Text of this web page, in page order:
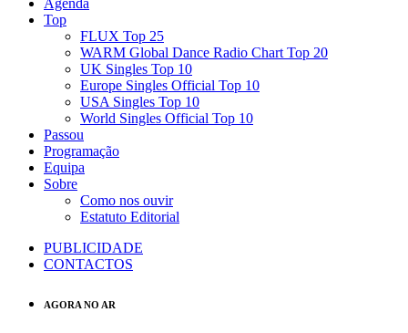
Agenda
Top
FLUX Top 25
WARM Global Dance Radio Chart Top 20
UK Singles Top 10
Europe Singles Official Top 10
USA Singles Top 10
World Singles Official Top 10
Passou
Programação
Equipa
Sobre
Como nos ouvir
Estatuto Editorial
PUBLICIDADE
CONTACTOS
AGORA NO AR